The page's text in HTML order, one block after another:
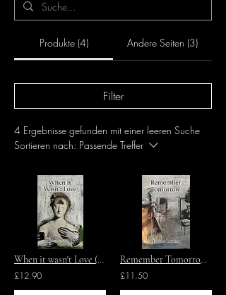
Produkte (4) Andere Seiten (3)
Filter
4 Ergebnisse gefunden mit einer leeren Suche
Sortieren nach: Passende Treffer
When it wasn't Love (High and Mighty: Volume3)
£12.90
Remember Tomorrow (High and Mighty: Volume 4)
£11.50